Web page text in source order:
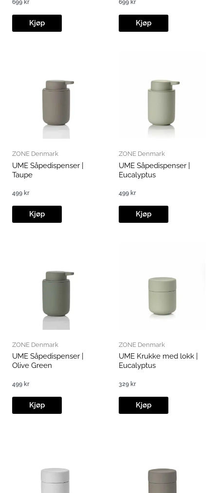
699 kr
Kjøp
699 kr
Kjøp
ZONE Denmark
UME Såpedispenser |
Taupe
499 kr
Kjøp
ZONE Denmark
UME Såpedispenser |
Eucalyptus
499 kr
Kjøp
ZONE Denmark
UME Såpedispenser |
Olive Green
499 kr
Kjøp
ZONE Denmark
UME Krukke med lokk |
Eucalyptus
329 kr
Kjøp